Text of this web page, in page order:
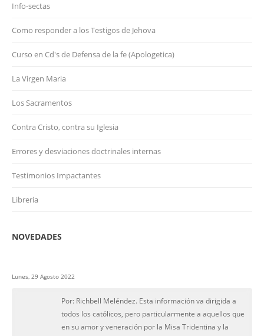
Info-sectas
Como responder a los Testigos de Jehova
Curso en Cd's de Defensa de la fe (Apologetica)
La Virgen Maria
Los Sacramentos
Contra Cristo, contra su Iglesia
Errores y desviaciones doctrinales internas
Testimonios Impactantes
Libreria
NOVEDADES
Lunes, 29 Agosto 2022
Por: Richbell Meléndez. Esta información va dirigida a
todos los católicos, pero particularmente a aquellos que
en su amor y veneración por la Misa Tridentina y la